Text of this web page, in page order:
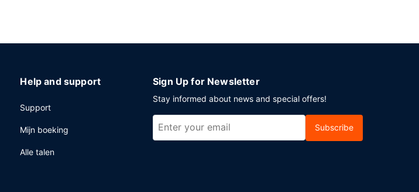
Help and support
Support
Mijn boeking
Alle talen
Sign Up for Newsletter
Stay informed about news and special offers!
Subscribe